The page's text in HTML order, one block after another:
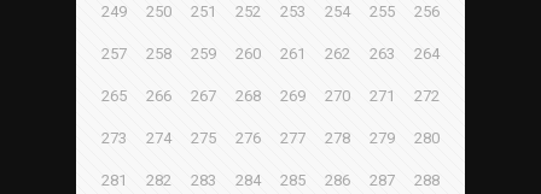
249 250 251 252 253 254 255 256
257 258 259 260 261 262 263 264
265 266 267 268 269 270 271 272
273 274 275 276 277 278 279 280
281 282 283 284 285 286 287 288